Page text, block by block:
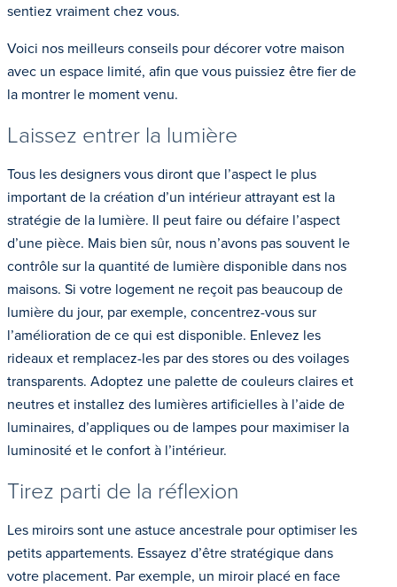
sentiez vraiment chez vous.
Voici nos meilleurs conseils pour décorer votre maison
avec un espace limité, afin que vous puissiez être fier de
la montrer le moment venu.
Laissez entrer la lumière
Tous les designers vous diront que l’aspect le plus
important de la création d’un intérieur attrayant est la
stratégie de la lumière. Il peut faire ou défaire l’aspect
d’une pièce. Mais bien sûr, nous n’avons pas souvent le
contrôle sur la quantité de lumière disponible dans nos
maisons. Si votre logement ne reçoit pas beaucoup de
lumière du jour, par exemple, concentrez-vous sur
l’amélioration de ce qui est disponible. Enlevez les
rideaux et remplacez-les par des stores ou des voilages
transparents. Adoptez une palette de couleurs claires et
neutres et installez des lumières artificielles à l’aide de
luminaires, d’appliques ou de lampes pour maximiser la
luminosité et le confort à l’intérieur.
Tirez parti de la réflexion
Les miroirs sont une astuce ancestrale pour optimiser les
petits appartements. Essayez d’être stratégique dans
votre placement. Par exemple, un miroir placé en face